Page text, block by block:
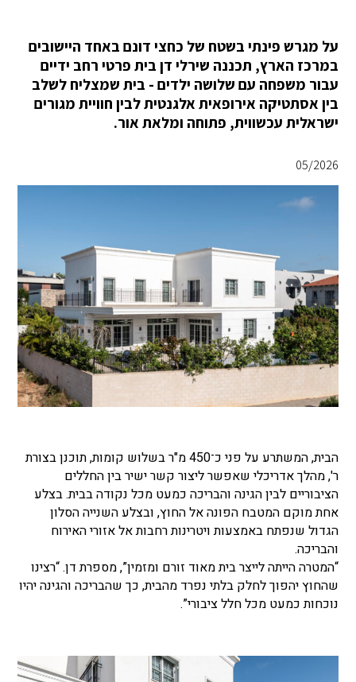
על מגרש פינתי בשטח של כחצי דונם באחד היישובים
במרכז הארץ, תכננה שירלי דן בית פרטי רחב ידיים
עבור משפחה עם שלושה ילדים - בית שמצליח לשלב
בין אסתטיקה אירופאית אלגנטית לבין חוויית מגורים
ישראלית עכשווית, פתוחה ומלאת אור.
05/2026
הבית, המשתרע על פני כ־450 מ"ר בשלוש קומות, תוכנן בצורת
ר', מהלך אדריכלי שאפשר ליצור קשר ישיר בין החללים
הציבוריים לבין הגינה והבריכה כמעט מכל נקודה בבית. בצלע
אחת מוקם המטבח הפונה אל החוץ, ובצלע השנייה הסלון
הגדול שנפתח באמצעות ויטרינות רחבות אל אזורי האירוח
והבריכה.
“המטרה הייתה לייצר בית מאוד זורם ומזמין”, מספרת דן. “רצינו
שהחוץ יהפוך לחלק בלתי נפרד מהבית, כך שהבריכה והגינה יהיו
נוכחות כמעט מכל חלל ציבורי”.